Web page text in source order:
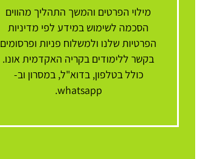
מילוי הפרטים והמשך התהליך מהווים
הסכמה לשימוש במידע לפי מדיניות
הפרטיות שלנו ולמשלוח פניות ופרסומים
בקשר ללימודים בקריה האקדמית אונו.
כולל בטלפון, בדוא"ל, במסרון וב-
whatsapp.